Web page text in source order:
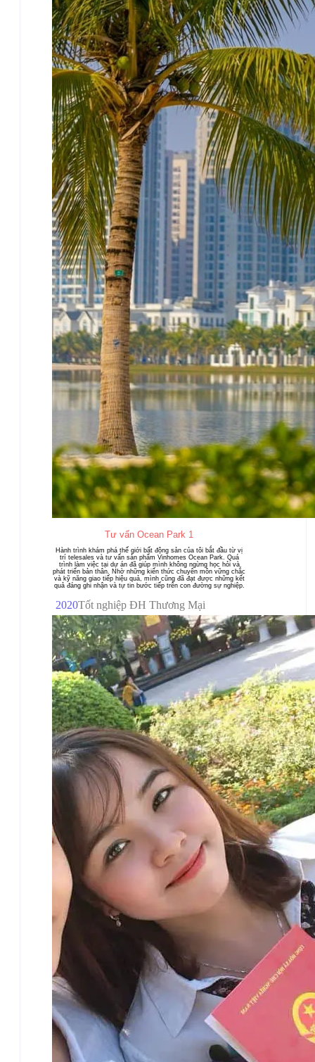
Tư vấn Ocean Park 1
Hành trình khám phá thế giới bất động sản của tôi bắt đầu từ vị
trí telesales và tư vấn sản phẩm Vinhomes Ocean Park. Quá
trình làm việc tại dự án đã giúp mình không ngừng học hỏi và
phát triển bản thân. Nhờ những kiến thức chuyên môn vững chắc
và kỹ năng giao tiếp hiệu quả, mình cũng đã đạt được những kết
quả đáng ghi nhận và tự tin bước tiếp trên con đường sự nghiệp.
2020Tốt nghiệp ĐH Thương Mại